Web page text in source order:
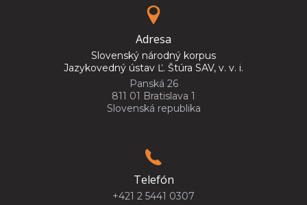
Adresa
Slovenský národný korpus
Jazykovedný ústav Ľ. Štúra SAV, v. v. i.
Panská 26
811 01 Bratislava 1
Slovenská republika
Telefón
+421 2 5441 0307